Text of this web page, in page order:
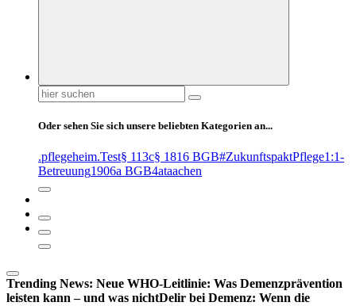
Suchen
nach:
Oder sehen Sie sich unsere beliebten Kategorien an...
.pflegeheim.Test§ 113c§ 1816 BGB#ZukunftspaktPflege1:1-
Betreuung1906a BGB4ataachen
Trending News: Neue WHO-Leitlinie: Was Demenzprävention
leisten kann – und was nichtDelir bei Demenz: Wenn die